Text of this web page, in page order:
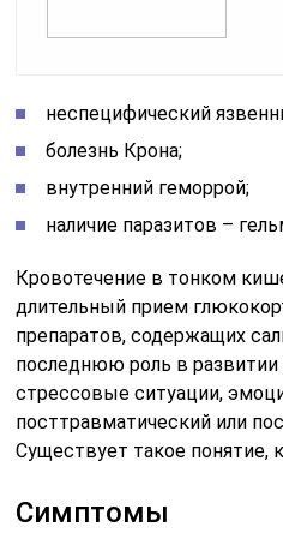
неспецифический
болезнь Крона;
внутренний геморрой;
наличие паразитов –
Кровотечение в тонком
длительный прием
препаратов, содержащих
последнюю роль в развитии
стрессовые ситуации,
посттравматический или
Существует такое понятие,
Симптомы